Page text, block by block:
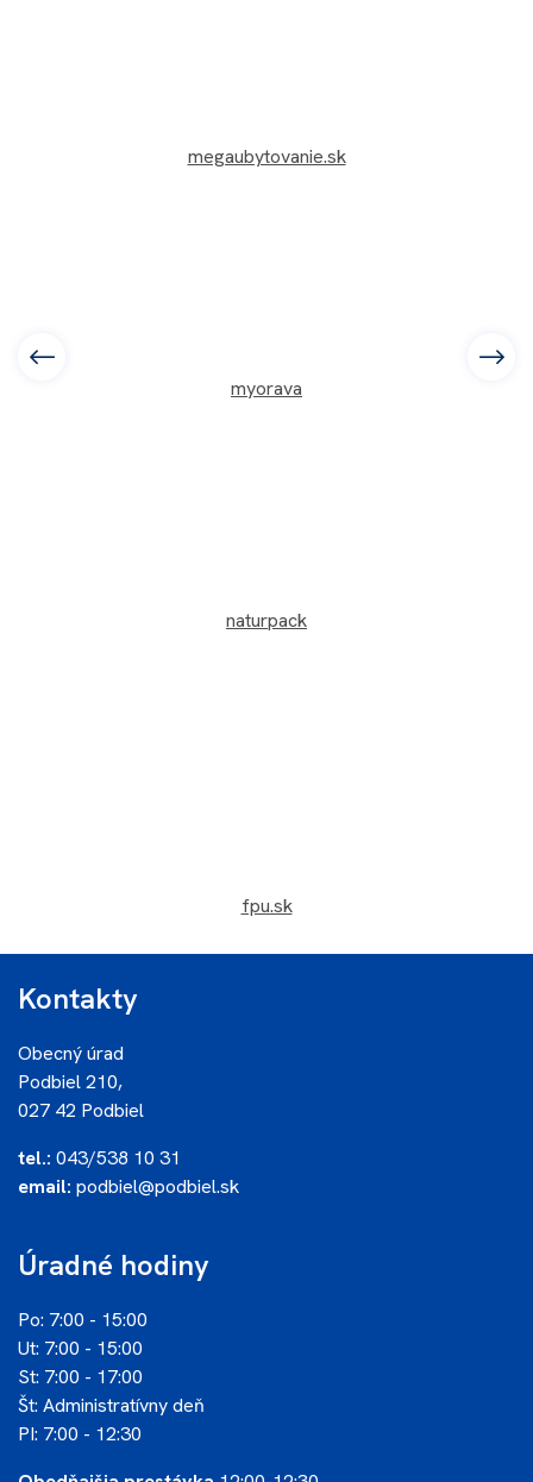
megaubytovanie.sk
myorava
naturpack
fpu.sk
Kontakty
Obecný úrad
Podbiel 210,
027 42 Podbiel
tel.: 043/538 10 31
email: podbiel@podbiel.sk
Úradné hodiny
Po: 7:00 - 15:00
Ut: 7:00 - 15:00
St: 7:00 - 17:00
Št: Administratívny deň
PI: 7:00 - 12:30